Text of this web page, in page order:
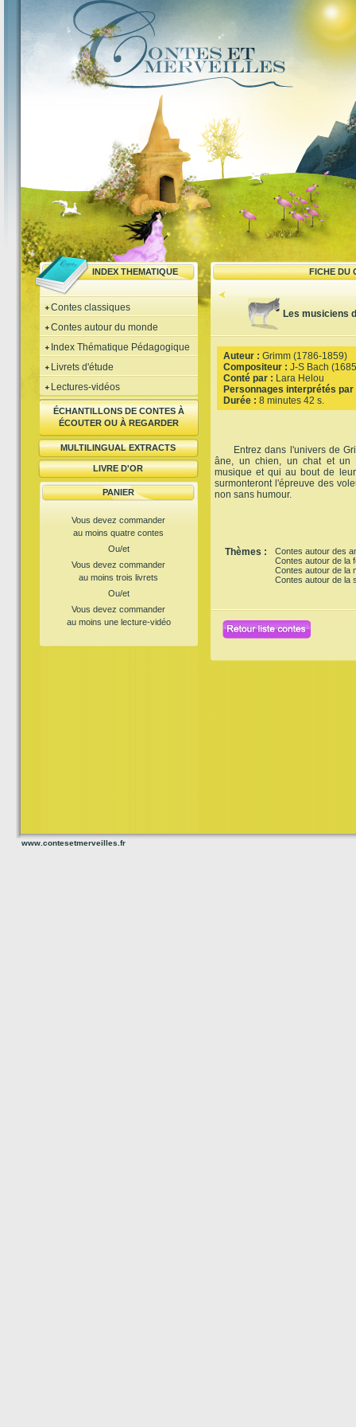
INDEX THEMATIQUE FICHE DU
Contes classiques
Contes autour du monde
Index Thématique Pédagogique
Livrets d'étude
Lectures-vidéos
ÉCHANTILLONS DE CONTES À
ÉCOUTER OU À REGARDER
MULTILINGUAL EXTRACTS
LIVRE D'OR
PANIER
Vous devez commander
au moins quatre contes
Ou/et
Vous devez commander
au moins trois livrets
Ou/et
Vous devez commander
au moins une lecture-vidéo
Les musiciens
Auteur : Grimm (1786-1859)
Compositeur : J-S Bach
Conté par : Lara Helou
Personnages interprétés par
Durée : 8 minutes 42 s.
Entrez dans l'univers de
âne, un chien, un chat et
musique et qui au bout de
surmonteront l'épreuve des
non sans humour.
Thèmes :
Contes autour des
Contes autour de la
Contes autour de la
Contes autour de la
www.contesetmerveilles.fr